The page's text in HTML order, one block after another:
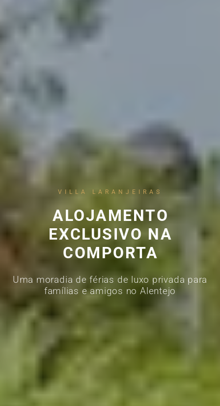
VILLA LARANJEIRAS
ALOJAMENTO
EXCLUSIVO NA
COMPORTA
Uma moradia de férias de luxo privada para
famílias e amigos no Alentejo